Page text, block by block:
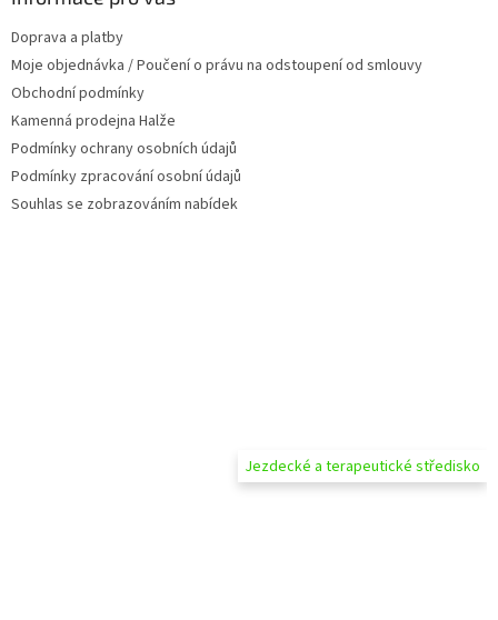
Doprava a platby
Moje objednávka / Poučení o právu na odstoupení od smlouvy
Obchodní podmínky
Kamenná prodejna Halže
Podmínky ochrany osobních údajů
Podmínky zpracování osobní údajů
Souhlas se zobrazováním nabídek
Jezdecké a terapeutické středisko